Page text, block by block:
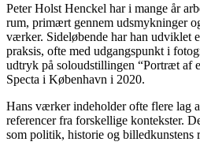
Peter Holst Henckel har i mange år
rum, primært gennem udsmykninger
værker. Sideløbende har han udviklet
praksis, ofte med udgangspunkt i
udtryk på soloudstillingen “Portræt af
Specta i København i 2020.
Hans værker indeholder ofte flere lag
referencer fra forskellige kontekster.
som politik, historie og billedkunstens